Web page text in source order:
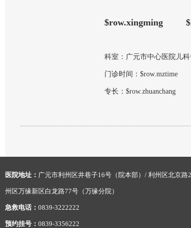
$row.xingming
科室： 广元市中心医院儿
门诊时间： $row.mztime
专长： $row.zhuanchang
医院地址： 广元市利州区井巷子16号（院本部）/ 利州区北京路
州区万缘新区白龙路77号（万缘分院）
急救电话： 0839-3222222
预约挂号： 0839-3356222